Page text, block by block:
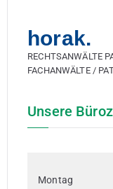
horak.
RECHTSANWÄLTE
FACHANWÄLTE /
Unsere
Montag